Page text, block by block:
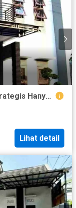
Rumah Cantik Di Cluster 2 Lantai Strategis Hanya Selangkah ke Mall Luwes Gentan
Lihat detail